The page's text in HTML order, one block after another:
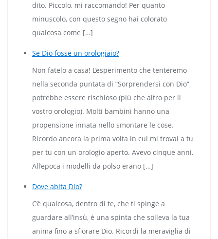
dito. Piccolo, mi raccomando! Per quanto
minuscolo, con questo segno hai colorato
qualcosa come […]
Se Dio fosse un orologiaio?
Non fatelo a casa! L’esperimento che tenteremo
nella seconda puntata di “Sorprendersi con Dio”
potrebbe essere rischioso (più che altro per il
vostro orologio). Molti bambini hanno una
propensione innata nello smontare le cose.
Ricordo ancora la prima volta in cui mi trovai a tu
per tu con un orologio aperto. Avevo cinque anni.
All’epoca i modelli da polso erano […]
Dove abita Dio?
C’è qualcosa, dentro di te, che ti spinge a
guardare all’insù, è una spinta che solleva la tua
anima fino a sfiorare Dio. Ricordi la meraviglia di